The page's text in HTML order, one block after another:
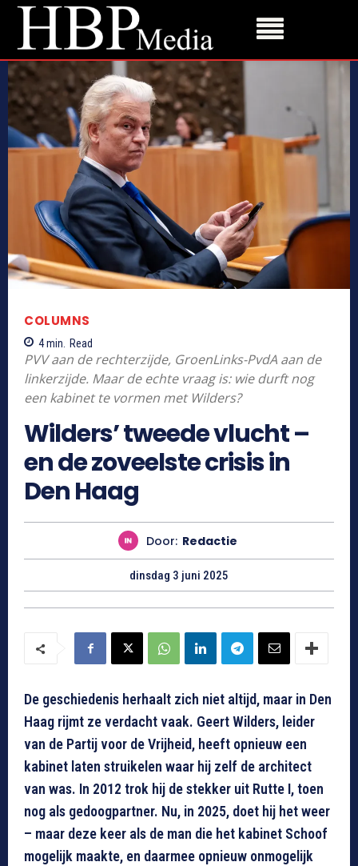
COLUMNS
4min. Read
PVV aan de rechterzijde, GroenLinks-PvdA aan de
linkerzijde. Maar de echte vraag is: wie durft nog
een kabinet te vormen met Wilders?
Wilders’ tweede vlucht –
en de zoveelste crisis in
Den Haag
Door: Redactie
dinsdag 3 juni 2025
De geschiedenis herhaalt zich niet altijd, maar in Den
Haag rijmt ze verdacht vaak. Geert Wilders, leider
van de Partij voor de Vrijheid, heeft opnieuw een
kabinet laten struikelen waar hij zelf de architect
van was. In 2012 trok hij de stekker uit Rutte I, toen
nog als gedoogpartner. Nu, in 2025, doet hij het weer
– maar deze keer als de man die het kabinet Schoof
mogelijk maakte, en daarmee opnieuw onmogelijk